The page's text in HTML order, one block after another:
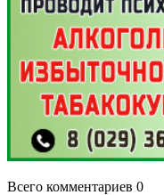
Всего комментариев 0